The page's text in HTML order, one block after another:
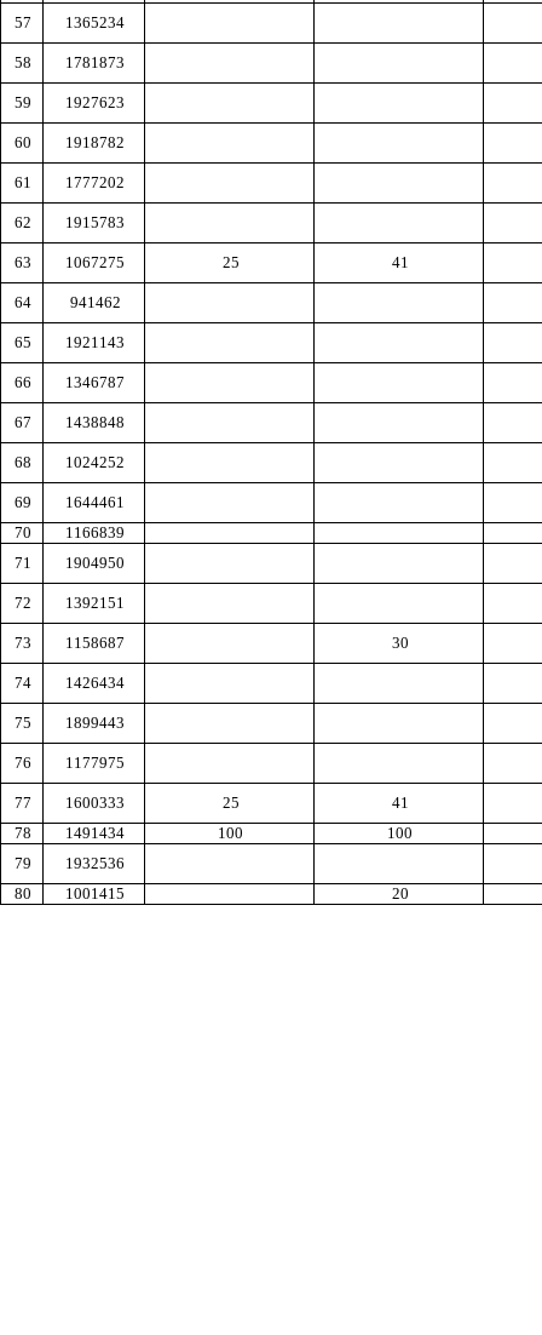
57 1365234
58 1781873
59 1927623
60 1918782
61 1777202
62 1915783
63 1067275 25 41
64 941462
65 1921143
66 1346787
67 1438848
68 1024252
69
1644461
70
1166839
71
1904950
72 1392151
73 1158687 30
74 1426434
75 1899443
76 1177975
77 1600333 25
41
78
1491434 100
100
79
1932536
80
1001415 20